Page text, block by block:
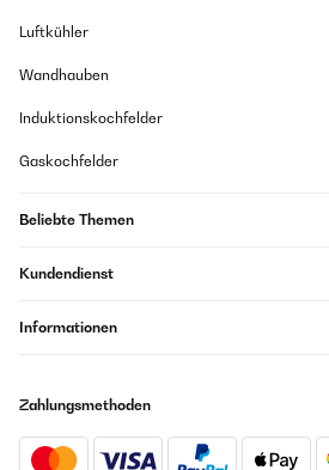
Luftkühler
Wandhauben
Induktionskochfelder
Gaskochfelder
Beliebte Themen
Kundendienst
Informationen
Zahlungsmethoden